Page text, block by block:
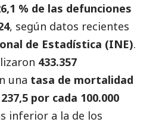
% de las defunciones
, según datos recientes
de Estadística (INE).
433.357
una tasa de mortalidad
por cada 100.000
inferior a la de los